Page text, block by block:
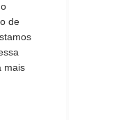
de
mais